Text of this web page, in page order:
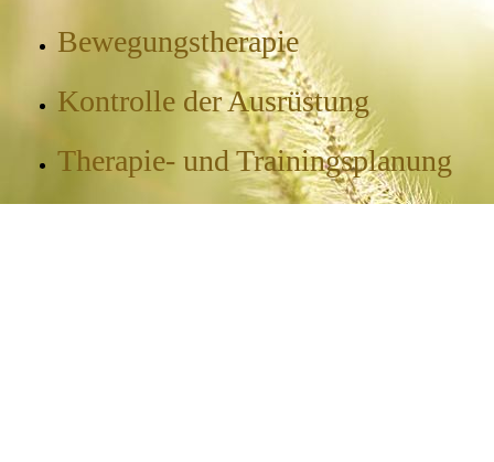
Bewegungstherapie
Kontrolle der Ausrüstung
Therapie- und Trainingsplanung